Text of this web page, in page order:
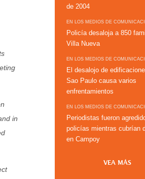
in
de 2004
EN LOS MEDIOS DE
Policía desaloja a 850
Villa Nueva
EN LOS MEDIOS DE
El desalojo de
Sao Paulo causa varios
enfrentamientos
EN LOS MEDIOS DE
Periodistas fueron
policías mientras cubrían
en Campoy
VEA MÁS